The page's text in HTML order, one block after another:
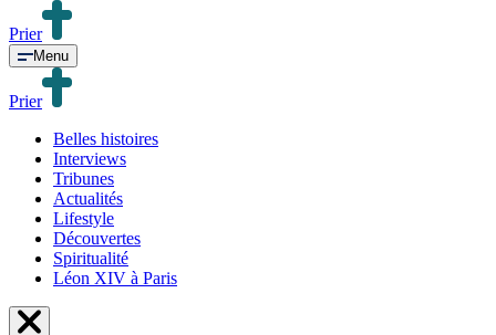
Prier
Menu
Prier
Belles histoires
Interviews
Tribunes
Actualités
Lifestyle
Découvertes
Spiritualité
Léon XIV à Paris